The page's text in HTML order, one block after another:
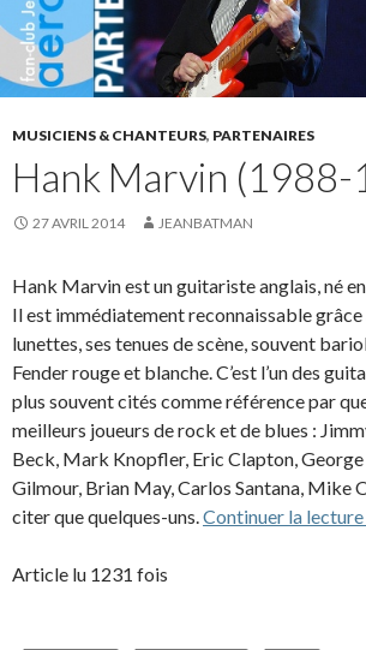
MUSICIENS & CHANTEURS, PARTENAIRES
Hank Marvin (1988-
27 AVRIL 2014 JEANBATMAN
Hank Marvin est un guitariste anglais, né
Il est immédiatement reconnaissable grâce
lunettes, ses tenues de scène, souvent
Fender rouge et blanche. C’est l’un des
plus souvent cités comme référence par
meilleurs joueurs de rock et de blues :
Beck, Mark Knopfler, Eric Clapton,
Gilmour, Brian May, Carlos Santana, Mike
citer que quelques-uns.Continuer la
Article lu 1231 fois